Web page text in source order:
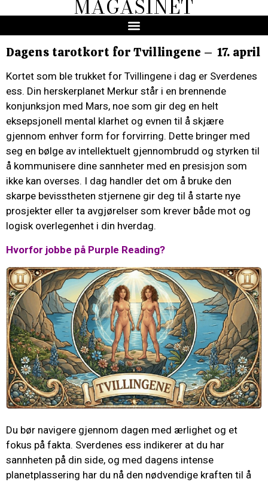
MAGASINET
Dagens tarotkort for Tvillingene – 17. april
Kortet som ble trukket for Tvillingene i dag er Sverdenes
ess. Din herskerplanet Merkur står i en brennende
konjunksjon med Mars, noe som gir deg en helt
eksepsjonell mental klarhet og evnen til å skjære
gjennom enhver form for forvirring. Dette bringer med
seg en bølge av intellektuelt gjennombrudd og styrken til
å kommunisere dine sannheter med en presisjon som
ikke kan overses. I dag handler det om å bruke den
skarpe bevisstheten stjernene gir deg til å starte nye
prosjekter eller ta avgjørelser som krever både mot og
logisk overlegenhet i din hverdag.
Hvorfor jobbe på Purple Reading?
Du bør navigere gjennom dagen med ærlighet og et
fokus på fakta. Sverdenes ess indikerer at du har
sannheten på din side, og med dagens intense
planetplassering har du nå den nødvendige kraften til å